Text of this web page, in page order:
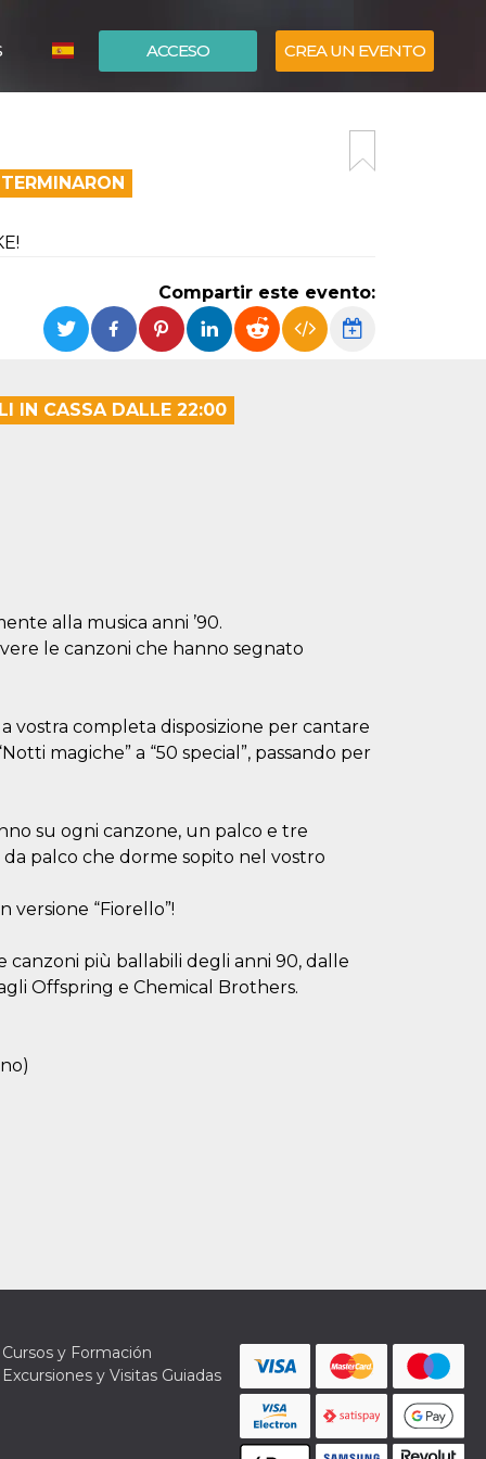
ACCESO CREA UN EVENTO
Compartir este evento:
IN CASSA DALLE 22:00
alla musica anni ’90.
le canzoni che hanno segnato
vostra completa disposizione per cantare
magiche” a “50 special”, passando per
su ogni canzone, un palco e tre
palco che dorme sopito nel vostro
versione “Fiorello”!
canzoni più ballabili degli anni 90, dalle
Offspring e Chemical Brothers.
Cursos y Formación
Excursiones y Visitas Guiadas